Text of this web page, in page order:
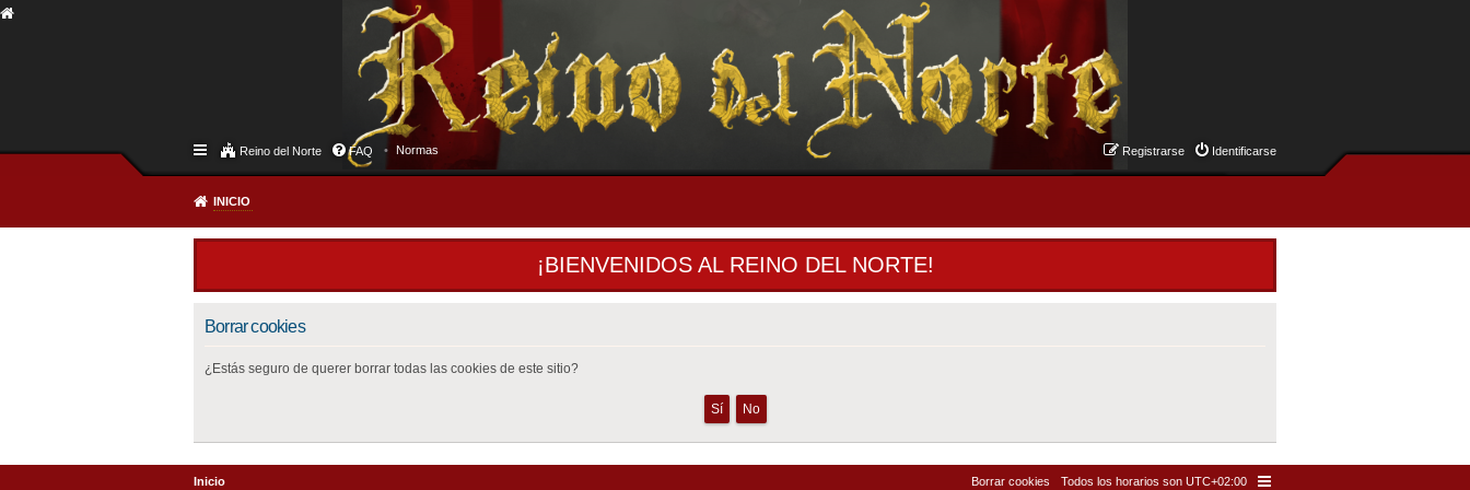
Reino del Norte FAQ Normas Identificarse
Registrarse
INICIO
¡BIENVENIDOS AL REINO DEL NORTE!
Borrar cookies
¿Estás seguro de querer borrar todas las cookies de este sitio?
Inicio Todos los horarios son UTC+02:00
Borrar cookies